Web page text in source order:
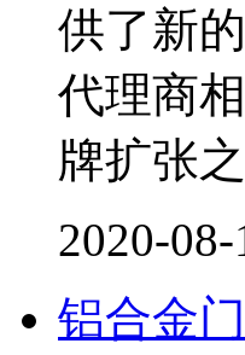
供了新
代理商
牌扩张之
2020-08-
铝合金